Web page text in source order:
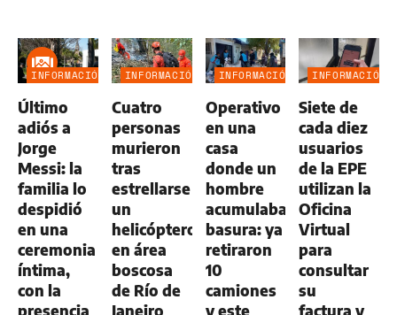
INFORMACIÓN
Último
adiós a
Jorge
Messi: la
familia lo
despidió
en una
ceremonia
íntima,
con la
presencia
INFORMACIÓN
Cuatro
personas
murieron
tras
estrellarse
un
helicóptero
en área
boscosa
de Río de
Janeiro
INFORMACIÓN
Operativo
en una
casa
donde un
hombre
acumulaba
basura: ya
retiraron
10
camiones
y este
INFORMACIÓN
Siete de
cada diez
usuarios
de la EPE
utilizan la
Oficina
Virtual
para
consultar
su
factura y